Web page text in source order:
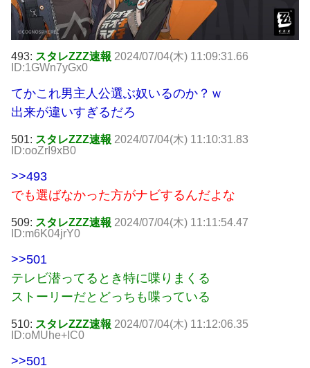
493: スタレZZZ速報 2024/07/04(木) 11:09:31.66
ID:1GWn7yGx0
てかこれ男主人公選ぶ奴いるのか？ｗ
出来が違いすぎるだろ
501: スタレZZZ速報 2024/07/04(木) 11:10:31.83
ID:ooZrI9xB0
>>493
でも選ばなかった方がナビするんだよな
509: スタレZZZ速報 2024/07/04(木) 11:11:54.47
ID:m6K04jrY0
>>501
テレビ潜ってるとき特に喋りまくる
ストーリーだとどっちも喋っている
510: スタレZZZ速報 2024/07/04(木) 11:12:06.35
ID:oMUhe+IC0
>>501